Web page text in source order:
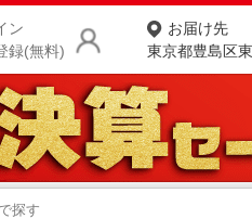
ン
録(無料)
お届け先
東京都豊島区
商品をさがす